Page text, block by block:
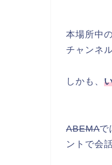
本場所中
チャンネ
しかも、
ABEMAで
ントで会